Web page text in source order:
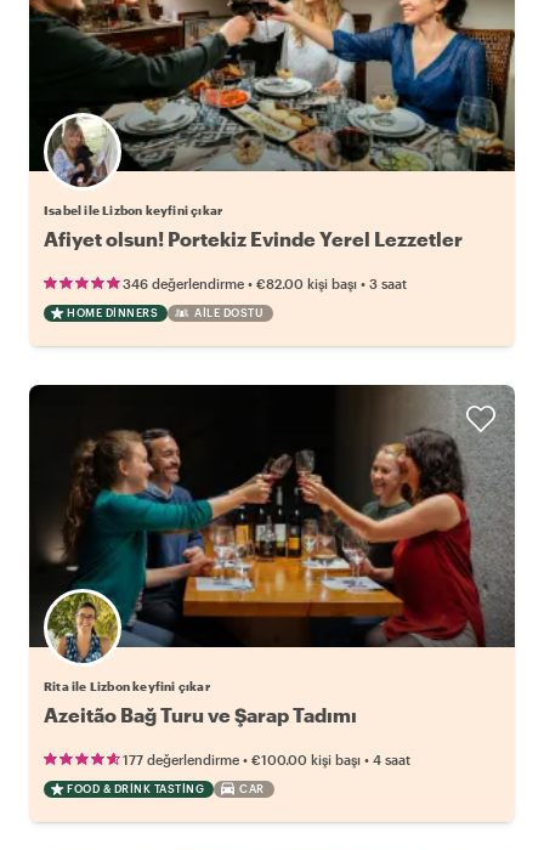
Isabel ile Lizbon keyfini çıkar
Afiyet olsun! Portekiz Evinde Yerel Lezzetler
346 değerlendirme • €82.00 kişi başı • 3 saat
HOME DINNERS AILE DOSTU
Rita ile Lizbon keyfini çıkar
Azeitão Bağ Turu ve Şarap Tadımı
177 değerlendirme • €100.00 kişi başı • 4 saat
FOOD & DRINK TASTING CAR